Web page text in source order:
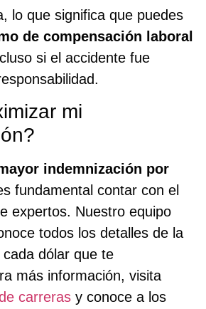
lo que significa que puedes
de compensación laboral
si el accidente fue
mi
indemnización por
fundamental contar con el
expertos. Nuestro equipo
todos los detalles de la
dólar que te
más información, visita
carreras y conoce a los